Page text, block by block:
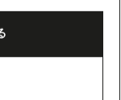
いる象徴的な大